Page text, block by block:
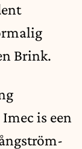
Brink.
is een